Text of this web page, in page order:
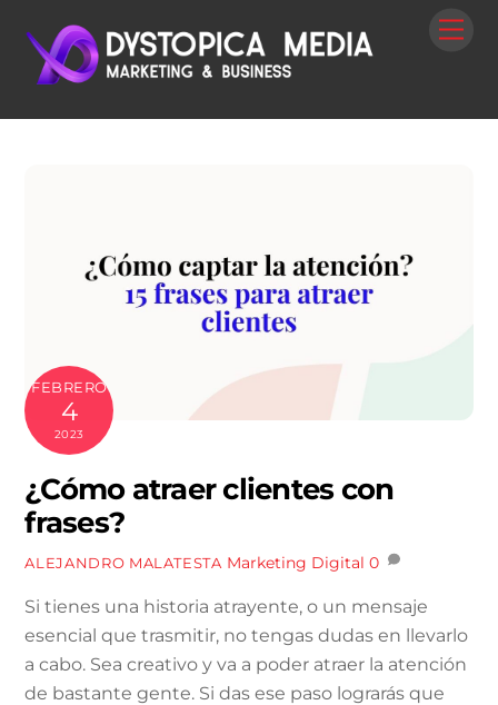
content
FEBRERO
4
2023
¿Cómo atraer clientes con
frases?
ALEJANDRO MALATESTA Marketing Digital 0
Si tienes una historia atrayente, o un mensaje
esencial que trasmitir, no tengas dudas en llevarlo
a cabo. Sea creativo y va a poder atraer la atención
de bastante gente. Si das ese paso lograrás que